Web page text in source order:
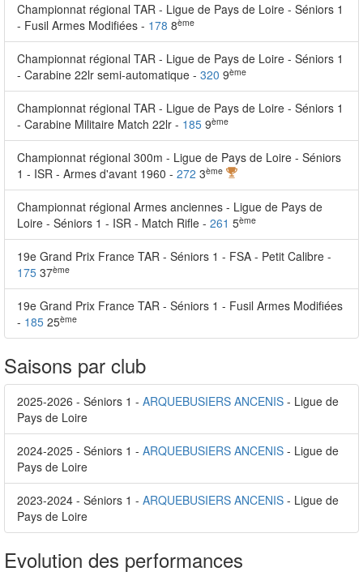
Championnat régional TAR - Ligue de Pays de Loire - Séniors 1
- Fusil Armes Modifiées - 178 8ème
Championnat régional TAR - Ligue de Pays de Loire - Séniors 1
- Carabine 22lr semi-automatique - 320 9ème
Championnat régional TAR - Ligue de Pays de Loire - Séniors 1
- Carabine Militaire Match 22lr - 185 9ème
Championnat régional 300m - Ligue de Pays de Loire - Séniors
1 - ISR - Armes d'avant 1960 - 272 3ème
Championnat régional Armes anciennes - Ligue de Pays de
Loire - Séniors 1 - ISR - Match Rifle - 261 5ème
19e Grand Prix France TAR - Séniors 1 - FSA - Petit Calibre -
175 37ème
19e Grand Prix France TAR - Séniors 1 - Fusil Armes Modifiées
- 185 25ème
Saisons par club
2025-2026 - Séniors 1 - ARQUEBUSIERS ANCENIS - Ligue de
Pays de Loire
2024-2025 - Séniors 1 - ARQUEBUSIERS ANCENIS - Ligue de
Pays de Loire
2023-2024 - Séniors 1 - ARQUEBUSIERS ANCENIS - Ligue de
Pays de Loire
Evolution des performances